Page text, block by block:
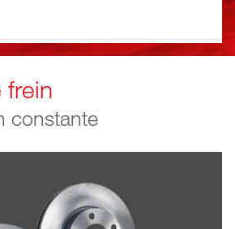
frein
constante